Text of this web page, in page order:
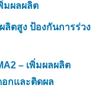
มผลผลิต
ลิตสูง ป้องกันการร่วง
– เพิ่มผลผลิต
อกและติดผล